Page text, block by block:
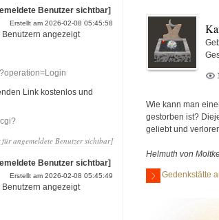
Benutzer sichtbar]
Erstellt am 2026-02-08 05:45:58
angezeigt
Link kostenlos und
für angemeldete Benutzer sichtbar]
Benutzer sichtbar]
Erstellt am 2026-02-08 05:45:49
angezeigt
Wie kann man
gestorben ist?
geliebt und
Helmuth von
Gedenkstätte